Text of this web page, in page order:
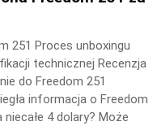
251 Proces unboxingu
technicznej Recenzja
do Freedom 251
informacja o Freedom
4 dolary? Może